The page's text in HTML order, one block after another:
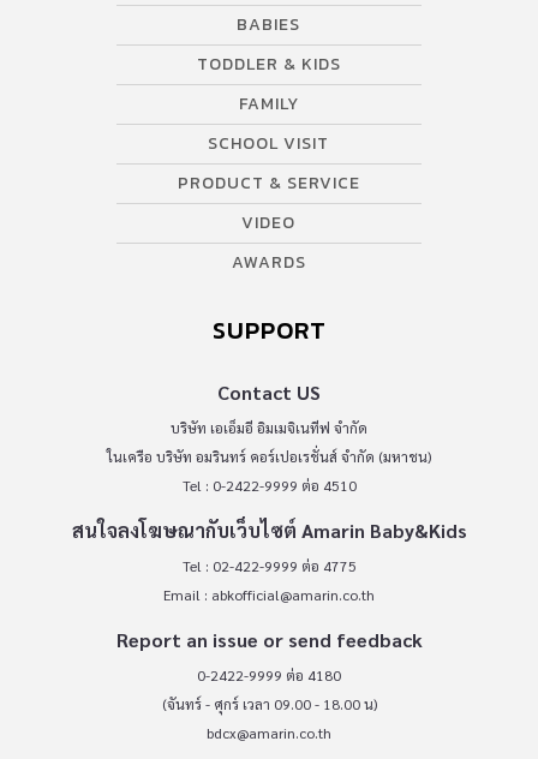
BABIES
TODDLER & KIDS
FAMILY
SCHOOL VISIT
PRODUCT & SERVICE
VIDEO
AWARDS
SUPPORT
Contact US
บริษัท เอเอ็มอี อิมเมจิเนทีฟ จำกัด
ในเครือ บริษัท อมรินทร์ คอร์เปอเรชั่นส์ จำกัด (มหาชน)
Tel : 0-2422-9999 ต่อ 4510
สนใจลงโฆษณากับเว็บไซต์ Amarin Baby&Kids
Tel : 02-422-9999 ต่อ 4775
Email : abkofficial@amarin.co.th
Report an issue or send feedback
0-2422-9999 ต่อ 4180
(จันทร์ - ศุกร์ เวลา 09.00 - 18.00 น)
bdcx@amarin.co.th